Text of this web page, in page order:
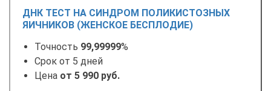
ДНК ТЕСТ НА СИНДРОМ ПОЛИКИСТОЗНЫХ
ЯИЧНИКОВ (ЖЕНСКОЕ БЕСПЛОДИЕ)
Точность 99,99999%
Срок от 5 дней
Цена от 5 990 руб.